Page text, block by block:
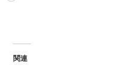
関連